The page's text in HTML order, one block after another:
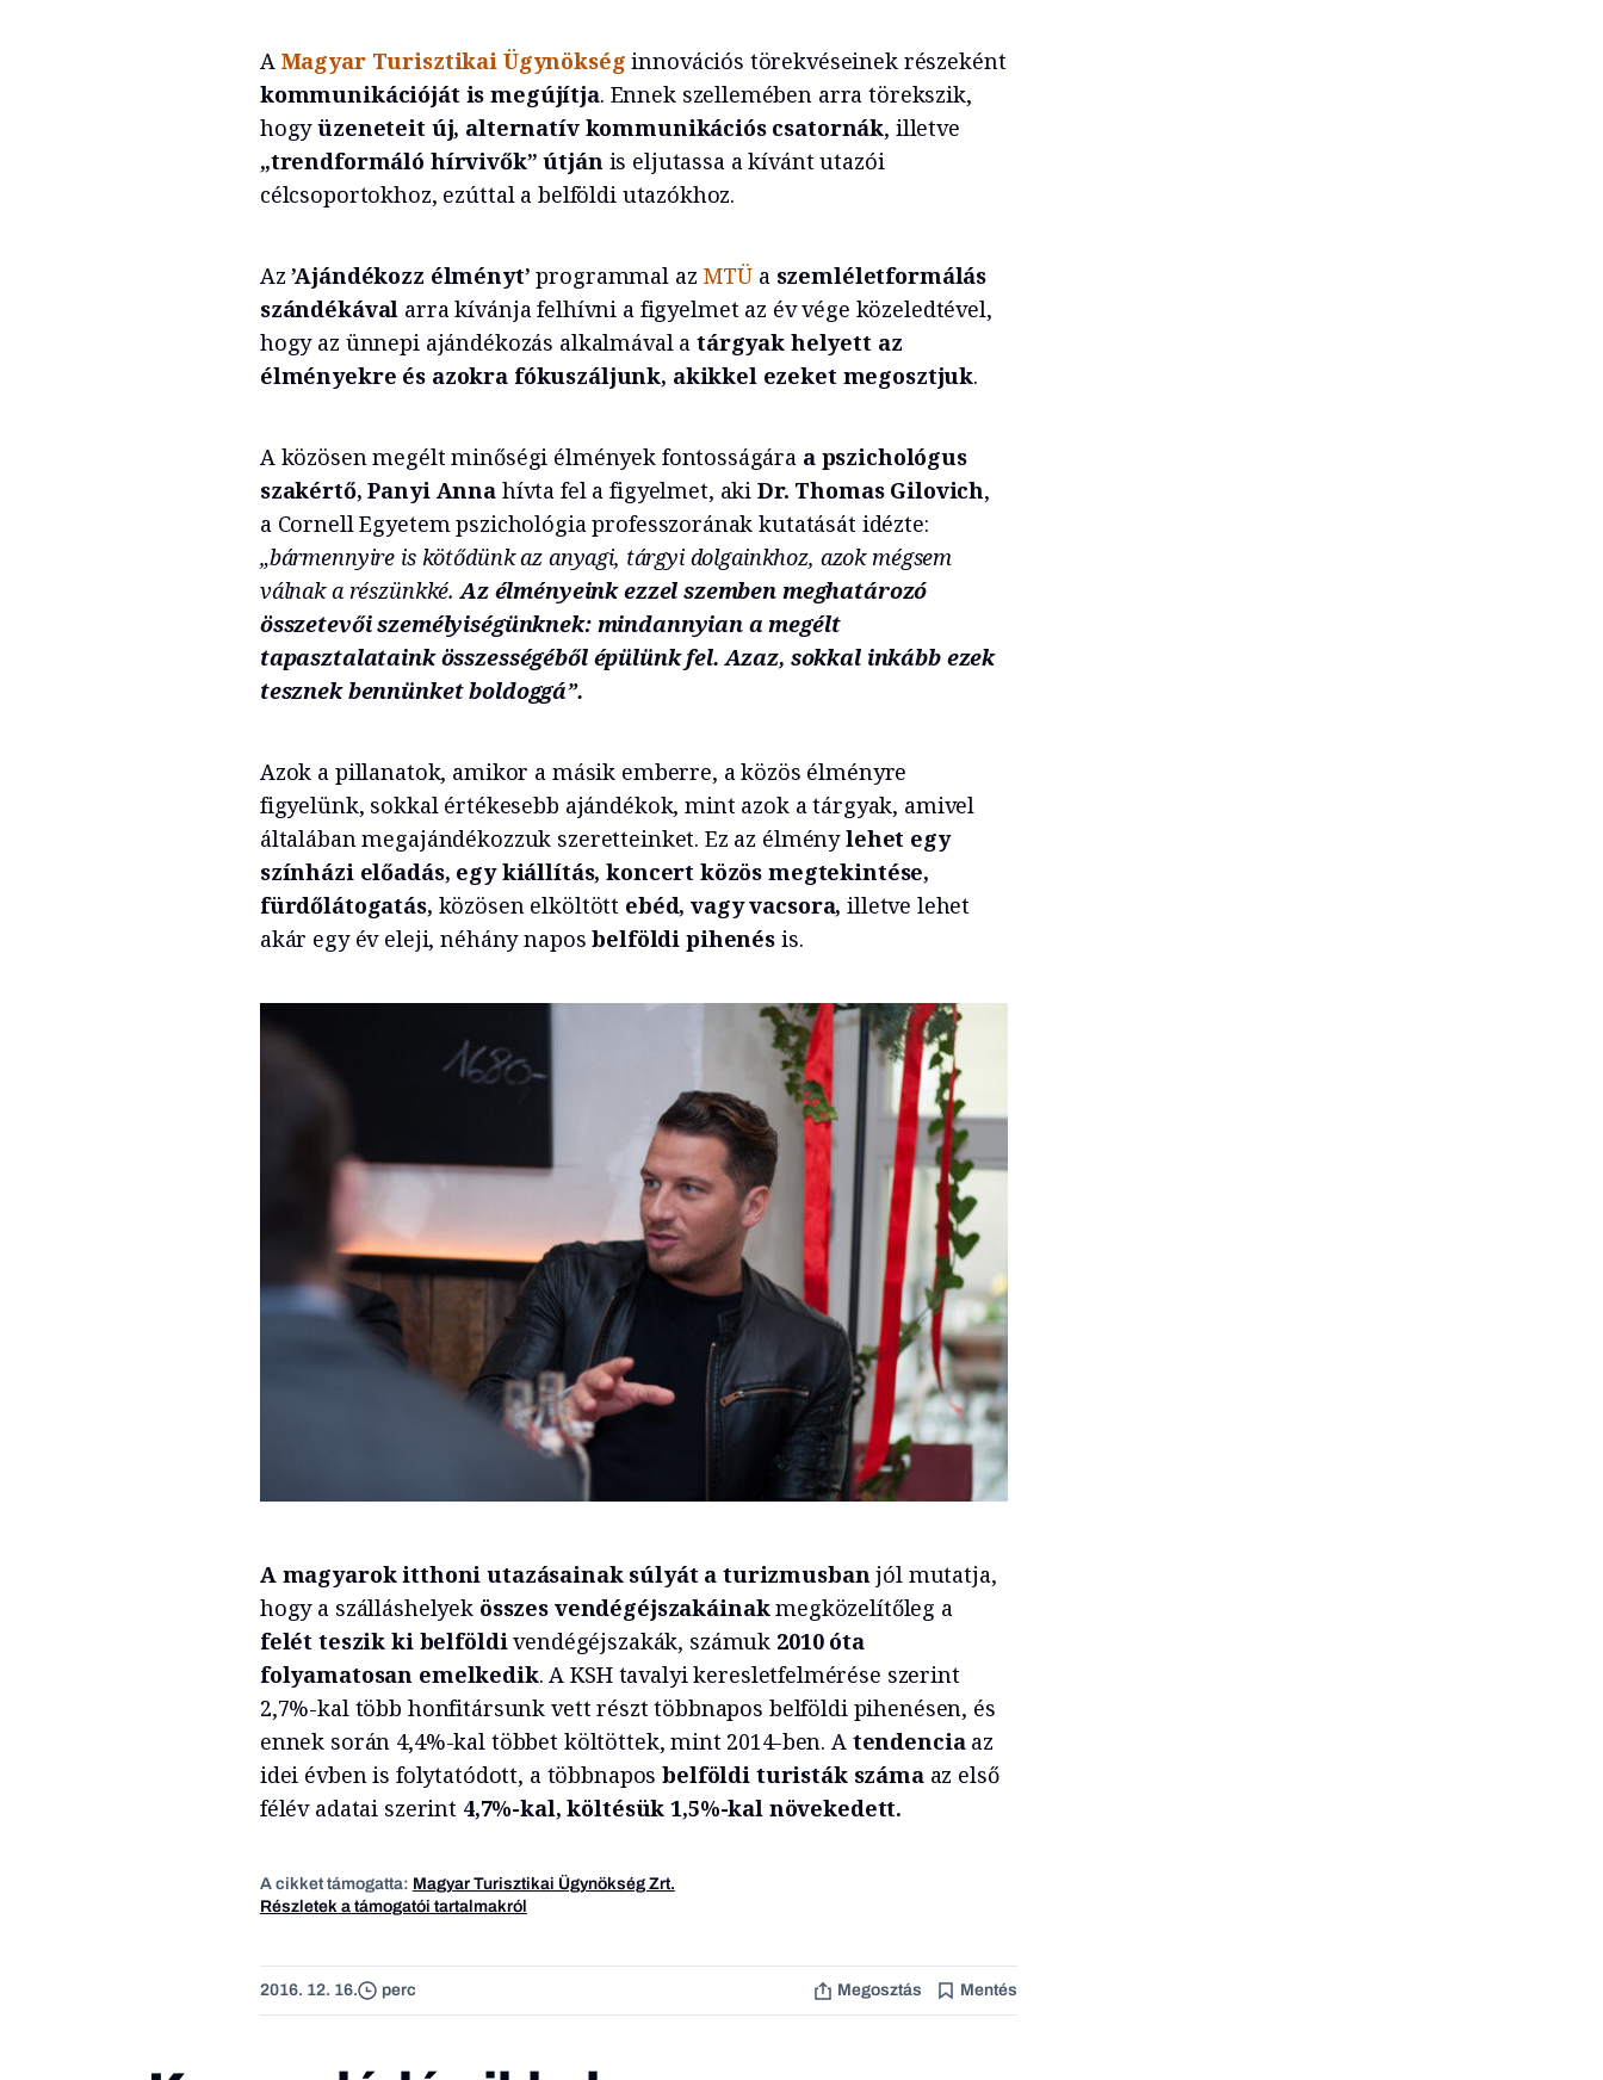
A Magyar Turisztikai Ügynökség innovációs törekvéseinek részeként
kommunikációját is megújítja. Ennek szellemében arra törekszik,
hogyüzeneteit új, alternatív kommunikációs csatornák, illetve
„trendformáló hírvivők” útján is eljutassa a kívánt utazói
célcsoportokhoz, ezúttal a belföldi utazókhoz.
Az’Ajándékozz élményt’ programmal az MTÜa szemléletformálás
szándékával arra kívánja felhívni a figyelmet az év vége közeledtével,
hogy az ünnepi ajándékozás alkalmával a tárgyak helyett az
élményekre és azokra fókuszáljunk, akikkel ezeket megosztjuk.
A közösen megélt minőségi élmények fontosságára a pszichológus
szakértő, Panyi Anna hívta fel a figyelmet, aki Dr. Thomas Gilovich,
a Cornell Egyetem pszichológia professzorának kutatását idézte:
„bármennyire is kötődünk az anyagi, tárgyi dolgainkhoz, azok mégsem
válnak a részünkké.Az élményeink ezzel szemben meghatározó
összetevői személyiségünknek: mindannyian a megélt
tapasztalataink összességéből épülünk fel. Azaz, sokkal inkább ezek
tesznek bennünket boldoggá”.
Azok a pillanatok, amikor a másik emberre, a közös élményre
figyelünk, sokkal értékesebb ajándékok, mint azok a tárgyak, amivel
általában megajándékozzuk szeretteinket. Ez az élménylehet egy
színházi előadás, egy kiállítás, koncert közös megtekintése,
fürdőlátogatás, közösen elköltött ebéd, vagy vacsora,illetve lehet
akár egy év eleji, néhány napos belföldi pihenésis.
A magyarok itthoni utazásainak súlyát a turizmusban jól mutatja,
hogy a szálláshelyek összes vendégéjszakáinakmegközelítőleg a
felét teszik ki belföldivendégéjszakák, számuk 2010 óta
folyamatosan emelkedik. A KSH tavalyi keresletfelmérése szerint
2,7%-kal több honfitársunk vett részt többnapos belföldi pihenésen, és
ennek során 4,4%-kal többet költöttek, mint 2014-ben. Atendencia az
idei évben is folytatódott, a többnaposbelföldi turisták száma az első
félév adatai szerint 4,7%-kal, költésük 1,5%-kal növekedett.
A cikket támogatta: Magyar Turisztikai Ügynökség Zrt.
Részletek a támogatói tartalmakról
2016. 12. 16. perc Megosztás Mentés